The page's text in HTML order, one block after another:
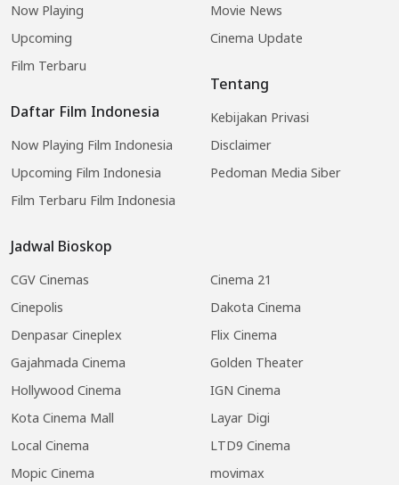
Now Playing
Upcoming
Film Terbaru
Daftar Film Indonesia
Now Playing Film Indonesia
Upcoming Film Indonesia
Film Terbaru Film Indonesia
Jadwal Bioskop
CGV Cinemas
Cinema 21
Cinepolis
Dakota Cinema
Denpasar Cineplex
Flix Cinema
Gajahmada Cinema
Golden Theater
Hollywood Cinema
IGN Cinema
Kota Cinema Mall
Layar Digi
Local Cinema
LTD9 Cinema
Mopic Cinema
movimax
Movie News
Cinema Update
Tentang
Kebijakan Privasi
Disclaimer
Pedoman Media Siber